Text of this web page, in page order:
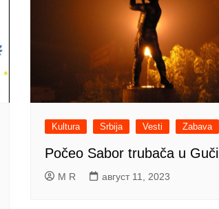
Kultura Srbija Vesti Zabava
Počeo Sabor trubača u Guči
M R август 11, 2023